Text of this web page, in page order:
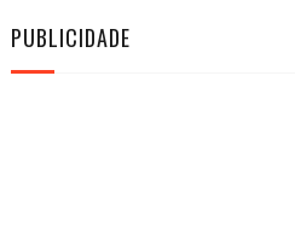
PUBLICIDADE